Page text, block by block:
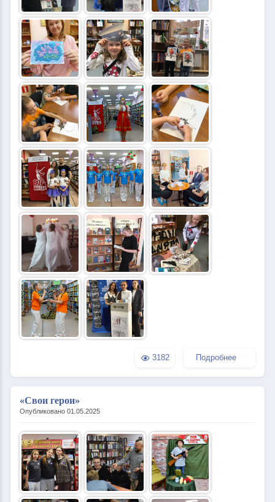
3182 Подробнее
«Свои герои»
Опубликовано 01.05.2025